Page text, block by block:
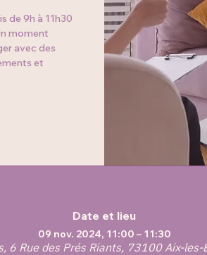
de 9h à 11h30
moment
avec des
et
Date et lieu
09 nov. 2024, 11:00 – 11:30
6 Rue des Prés Riants, 73100 Aix-les-